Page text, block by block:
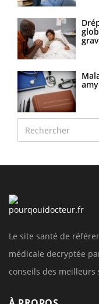
Le site santé de
médicale decryptée
conseils des meilleurs